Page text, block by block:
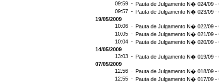
09:59 - Pauta de Julgamento N� 024/09 -
09:57 - Pauta de Julgamento N� 023/09 -
19/05/2009
10:06 - Pauta de Julgamento N� 022/09 -
10:05 - Pauta de Julgamento N� 021/09 -
10:04 - Pauta de Julgamento N� 020/09 -
14/05/2009
13:03 - Pauta de Julgamento N� 019/09 -
07/05/2009
12:56 - Pauta de Julgamento N� 018/09 -
12:55 - Pauta de Julgamento N� 017/09 -